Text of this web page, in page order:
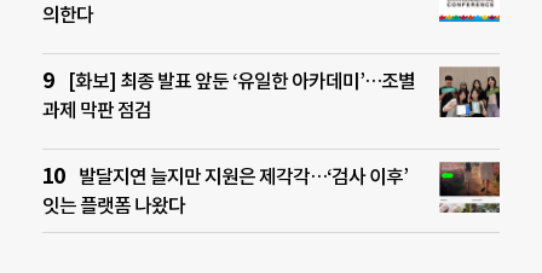
의한다
[화보] 최종 발표 앞둔 ‘유일한 아카데미’…조별
과제 막판 점검
발달지연 늘지만 지원은 제각각…‘검사 이후’
잇는 플랫폼 나왔다